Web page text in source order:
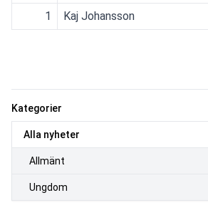
Kategorier
Alla nyheter
Allmänt
Ungdom
1
Kaj Johansson